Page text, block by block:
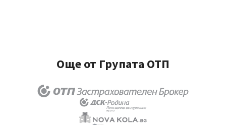
Още от Групата ОТП